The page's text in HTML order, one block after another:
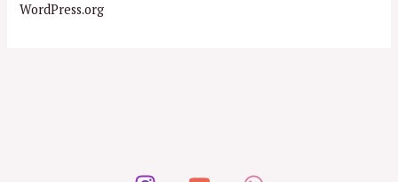
WordPress.org